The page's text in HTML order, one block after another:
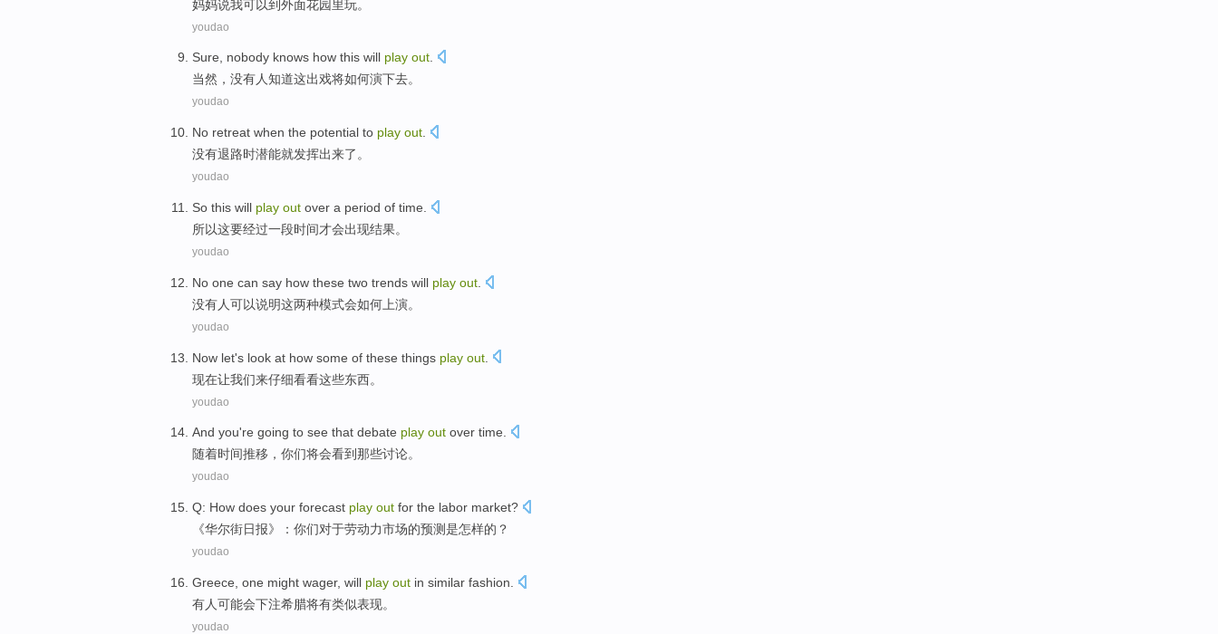
妈妈说我可以到外面花园里玩。
youdao
Sure, nobody knows how this will play out.
当然 ， 没有人知道这出戏将如何演下去。
youdao
No retreat when the potential to play out
没有退路时潜能就发挥出来了 。
youdao
So this will play out over a period of time
所以这要经过一段时间才会出现结果。
youdao
No one can say how these two trends will play out
没有人可以说明这两种模式会如何 上演。
youdao
Now let's look at how some of these things play out
现在让我们来仔细看看这些东西。
youdao
And you're going to see that debate play out over time.
随着时间推移 ， 你们将会看到那些讨论。
youdao
Q: How does your forecast play out for the labor market?
《华尔街日报》： 你们对于劳动力市场的预测是怎样的？
youdao
Greece one might wager, will play out in similar fashion.
有人可能会下注希腊将有类似表现。
youdao